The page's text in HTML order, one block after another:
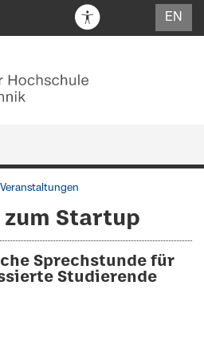
EN
Veranstaltungen
zum Startup
Sprechstunde für
Studierende